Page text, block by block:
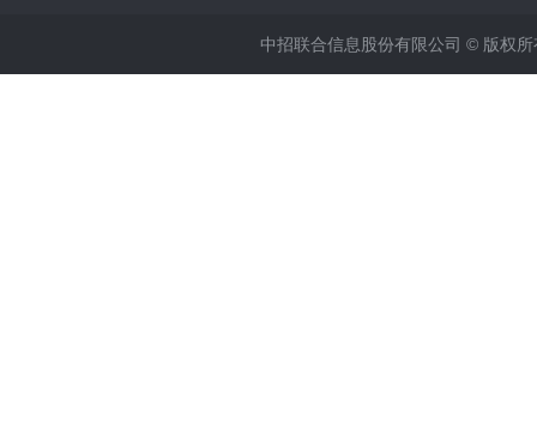
中招联合信息股份有限公司 © 版权